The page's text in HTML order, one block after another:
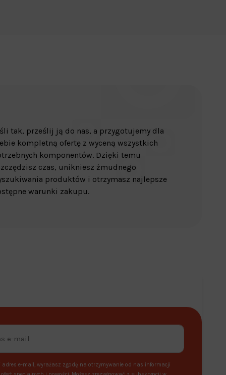
tak, prześlij ją do nas, a przygotujemy dla
kompletną ofertę z wyceną wszystkich
komponentów. Dzięki temu
czas, unikniesz żmudnego
produktów i otrzymasz najlepsze
warunki zakupu.
adres e-mail, wyrażasz zgodę na otrzymywanie od nas informacji